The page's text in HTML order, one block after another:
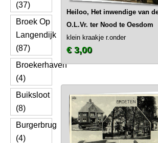
(37)
Broek Op
Langendijk
(87)
Broekerhaven
(4)
Buiksloot
(8)
Burgerbrug
(4)
Heiloo, Het inwendige van
O.L.Vr. ter Nood te Oesdom
klein kraakje r.onder
€ 3,00